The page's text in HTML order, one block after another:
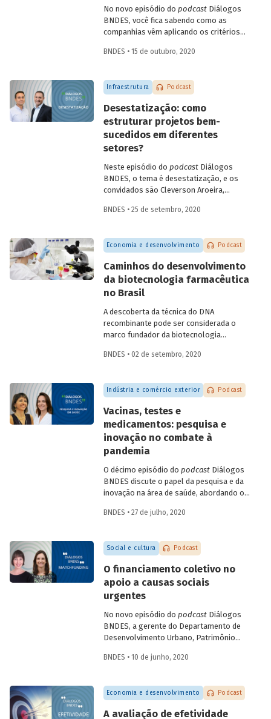
No novo episódio do podcastDiálogos
BNDES, você fica sabendo como as
companhias vêm aplicando os critérios
and governance- para adaptar seus
mais preocupado com sustentabilidade.
Confira o bate-papo entre Sonia Favaretto
e Julio Leite (superintendente do BNDES).
BNDES • 15 de outubro, 2020
Infraestrutura Podcast
Desestatização: como
estruturar projetos bem-
sucedidos em diferentes
setores?
Neste episódio do podcastDiálogos
BNDES, o tema é desestatização, e os
convidados são Cleverson Aroeira,
de Parcerias de Investimento do BNDES, e
International Finance Corporation (IFC),
do Grupo Banco Mundial. Na conversa,
modalidades de desestatização, os
modelos de regulação e contrato, o
processo de estruturação de projetos e
investimentos e parcerias com o setor
privado.
BNDES • 25 de setembro, 2020
Economia e desenvolvimento Podcast
Caminhos do desenvolvimento
da biotecnologia farmacêutica
no Brasil
A descoberta da técnica do DNA
recombinante pode ser considerada o
marco fundador da biotecnologia
capazes de produzir novas proteínas ou
larga escala. Na área de saúde, a
biotecnologia avançou em atividades
medicamentos e vacinas, de reagentes
para diagnóstico e de materiais médicos
e odontológicos, assim como em novos
campos como a terapia celular e a terapia
de incorporação da biotecnologia pelo
setor farmacêutico no Brasil.
BNDES • 02 de setembro, 2020
Indústria e comércio exterior Podcast
Vacinas, testes e
medicamentos: pesquisa e
inovação no combate à
pandemia
O décimo episódio do podcastDiálogos
BNDES discute o papel da pesquisa e da
inovação na área de saúde, abordando os
Covid-19. Na conversa, a gerente setorial
e de Serviços de Saúde do BNDES, Carla
Reis, e a professora da Coppe-UFRJ e
Engenharia de Cultivos Celulares (LECC),
Leda Castilho, falam das parcerias
brasileiras para testagem e produção de
sobre o teste de diagnóstico
desenvolvido pela UFRJ, que deve
contribuir para identificar com maior
precisão e menor custo os casos da
BNDES • 27 de julho, 2020
Social e cultura Podcast
O financiamento coletivo no
apoio a causas sociais
urgentes
No novo episódio do podcastDiálogos
BNDES, a gerente do Departamento de
Desenvolvimento Urbano, Patrimônio
Zendron e a co-fundadora da Benfeitoria
matchfunding(que agrega a participação
de um doador institucional ao
BNDES • 10 de junho, 2020
Economia e desenvolvimento Podcast
A avaliação de efetividade